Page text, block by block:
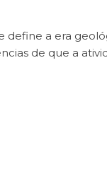
a era
de que a